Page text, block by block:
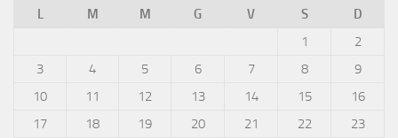
L
M M G V S
D
1
2
3
4 5 6 7 8
9
10
11 12 13 14 15
16
17
18 19 20 21 22
23